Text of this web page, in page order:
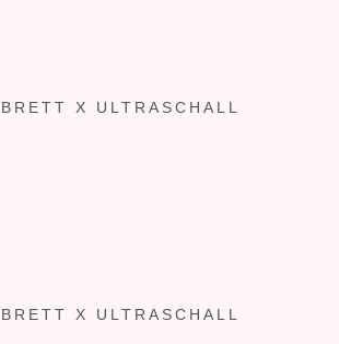
X ULTRASCHALL
X ULTRASCHALL